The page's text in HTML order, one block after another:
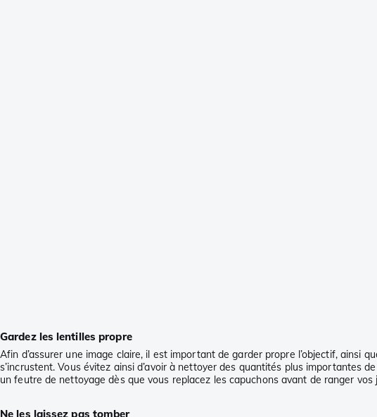
Gardez les lentilles propre
Afin d’assurer une image claire, il est important de garder propre l’objectif, ainsi
s’incrustent. Vous évitez ainsi d’avoir à nettoyer des quantités plus importantes
un feutre de nettoyage dès que vous replacez les capuchons avant de ranger vos
Ne les laissez pas tomber